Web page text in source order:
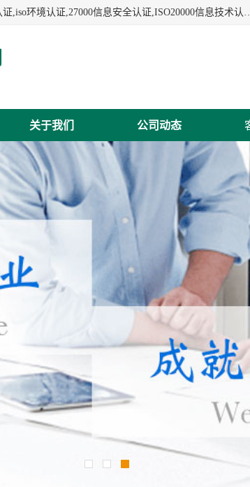
杭州贝安企业管理有限公司:iso咨询,杭州ISO认证,iso认证咨询,国军标认证,iso环境认证,27000信息安全认证,ISO20000信息技术认证,口罩检测报告,32610检测报
关于我们 公司动态